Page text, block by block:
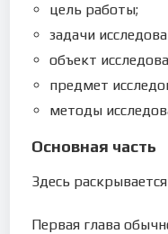
цель работы;
задачи
объект
предмет
методы
Основная часть
Здесь
Первая глава